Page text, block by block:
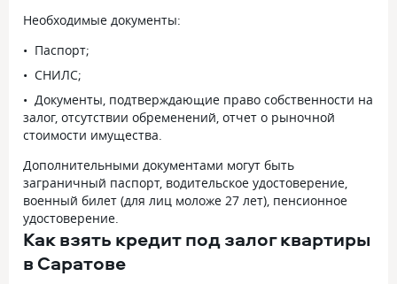
Необходимые документы:
Паспорт;
СНИЛС;
Документы, подтверждающие право собственности на
залог, отсутствии обременений, отчет о рыночной
стоимости имущества.
Дополнительными документами могут быть
заграничный паспорт, водительское удостоверение,
военный билет (для лиц моложе 27 лет), пенсионное
удостоверение.
Как взять кредит под залог квартиры
в Саратове